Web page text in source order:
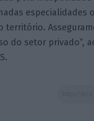
especialidades
território.
do setor privado”,